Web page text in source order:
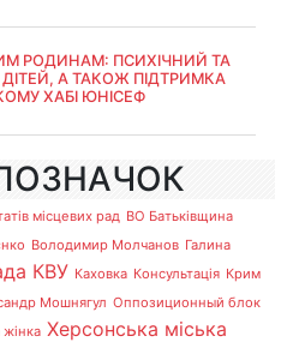
РОДИНАМ: ПСИХІЧНИЙ ТА
А ТАКОЖ ПІДТРИМКА
ХАБІ ЮНІСЕФ
місцевих рад ВО Батьківщина
Володимир Молчанов Галина
КВУ Каховка Консультація Крим
Мошнягул Оппозиционный блок
Херсонська міська